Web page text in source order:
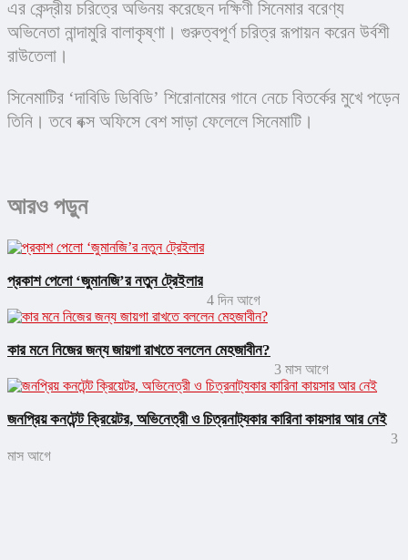
এর কেন্দ্রীয় চরিত্রে অভিনয় করেছেন দক্ষিণী সিনেমার বরেণ্য
অভিনেতা নান্দামুরি বালাকৃষ্ণা। গুরুত্বপূর্ণ চরিত্র রূপায়ন করেন উর্বশী
রাউতেলা।
সিনেমাটির ‘দাবিডি ডিবিডি’ শিরোনামের গানে নেচে বিতর্কের মুখে পড়েন
তিনি। তবে বক্স অফিসে বেশ সাড়া ফেলেলে সিনেমাটি।
আরও পড়ুন
প্রকাশ পেলো ‘জুমানজি’র নতুন ট্রেইলার
4 দিন আগে
কার মনে নিজের জন্য জায়গা রাখতে বললেন মেহজাবীন?
3 মাস আগে
জনপ্রিয় কনটেন্ট ক্রিয়েটর, অভিনেত্রী ও চিত্রনাট্যকার কারিনা কায়সার আর নেই
3
মাস আগে